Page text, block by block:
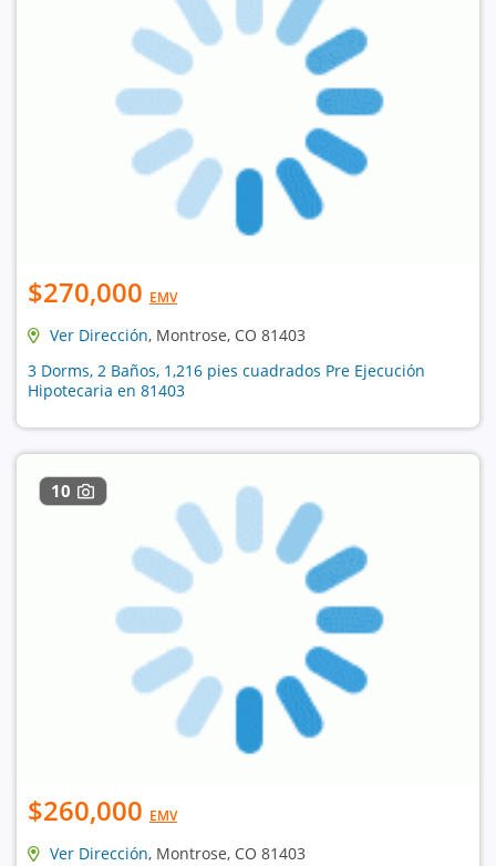
$270,000 EMV
Ver Dirección, Montrose, CO 81403
3 Dorms, 2 Baños, 1,216 pies cuadrados Pre Ejecución
Hipotecaria en 81403
10
$260,000 EMV
Ver Dirección, Montrose, CO 81403